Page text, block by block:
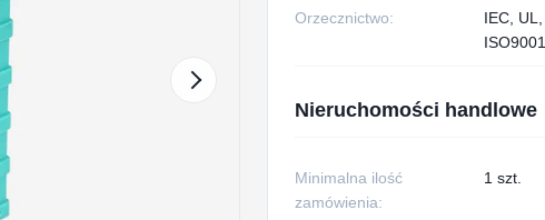
Orzecznictwo:
IEC,
Nieruchomości handlowe
Minimalna ilość
zamówienia:
1 szt.